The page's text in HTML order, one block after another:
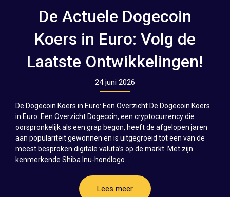
De Actuele Dogecoin
Koers in Euro: Volg de
Laatste Ontwikkelingen!
24 juni 2026
De Dogecoin Koers in Euro: Een Overzicht De Dogecoin Koers
in Euro: Een Overzicht Dogecoin, een cryptocurrency die
oorspronkelijk als een grap begon, heeft de afgelopen jaren
aan populariteit gewonnen en is uitgegroeid tot een van de
meest besproken digitale valuta’s op de markt. Met zijn
kenmerkende Shiba Inu-hondlogo...
Lees meer